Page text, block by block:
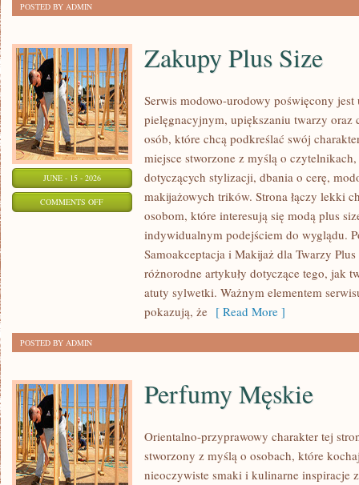
POSTED BY ADMIN
JUNE - 15 - 2026
COMMENTS OFFON
Zakupy Plus Size
Serwis modowo-urodowy poświęcony
pielęgnacyjnym, upiększaniu twarzy oraz
osób, które chcą podkreślać swój
miejsce stworzone z myślą o
dotyczących stylizacji, dbania o cerę,
makijażowych trików. Strona łączy lekki
osobom, które interesują się modą plus
indywidualnym podejściem do wyglądu.
Samoakceptacja i Makijaż dla Twarzy
różnorodne artykuły dotyczące tego, jak
atuty sylwetki. Ważnym elementem
pokazują, że [ Read More ]
POSTED BY ADMIN
Perfumy Męskie
Orientalno-przyprawowy charakter tej
stworzony z myślą o osobach, które
nieoczywiste smaki i kulinarne inspiracje